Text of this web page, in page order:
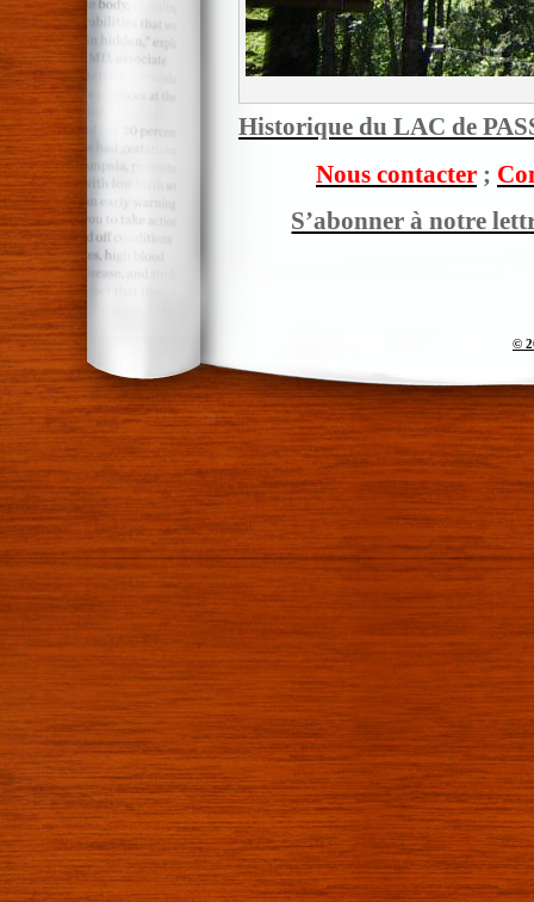
Historique du LAC de
Nous contacter ;
S’abonner à notre
©